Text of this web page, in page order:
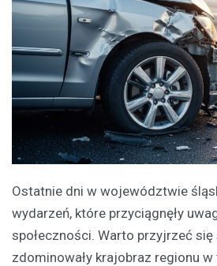
Ostatnie dni w województwie
wydarzeń, które przyciągnęły
społeczności. Warto przyjrzeć
zdominowały krajobraz regionu w